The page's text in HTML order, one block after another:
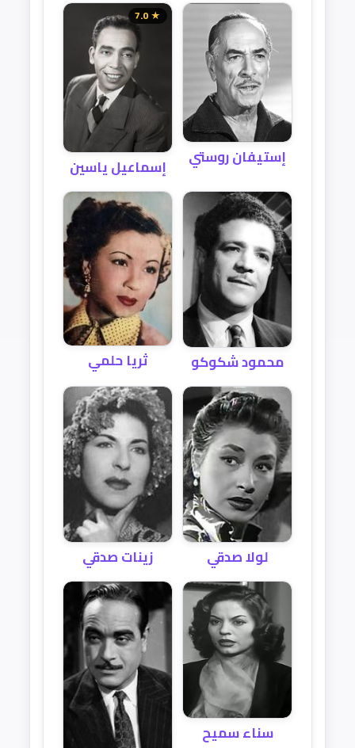
إستيفان روستي
★ 7.0
إسماعيل ياسين
محمود شكوكو ثريا حلمي
لولا صدقي زينات صدقي
سناء سميح